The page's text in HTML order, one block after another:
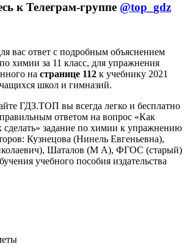
к Телеграм-группе @top_gdz
вас ответ c подробным объяснением
химии за 11 класс, для упражнения
на странице 112 к учебнику 2021
школ и гимназий.
ГДЗ.ТОП вы всегда легко и бесплатно
ответом на вопрос «Как
задание по химии к упражнению
Кузнецова (Нинель Евгеньевна),
Шаталов (М А), ФГОС (старый)
учебного пособия издательства